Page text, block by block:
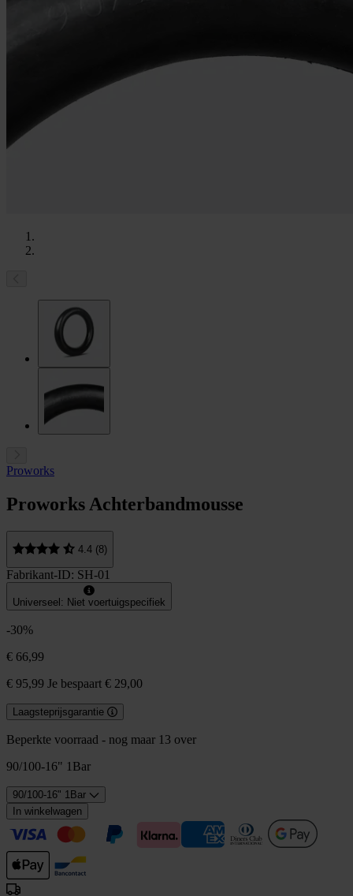
Proworks
Proworks Achterbandmousse
4.4 (8)
Fabrikant-ID: SH-01
Universeel: Niet voertuigspecifiek
-30%
€ 66,99
€ 95,99 Je bespaart € 29,00
Laagsteprijsgarantie
Beperkte voorraad - nog maar 13 over
90/100-16" 1Bar
90/100-16" 1Bar
In winkelwagen